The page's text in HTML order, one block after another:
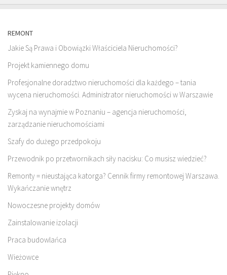
REMONT
Jakie Są Prawa i Obowiązki Właściciela Nieruchomości?
Projekt kamiennego domu
Profesjonalne doradztwo nieruchomości dla każdego – tania
wycena nieruchomości. Administrator nieruchomości w Warszawie
Zyskaj na wynajmie w Poznaniu – agencja nieruchomości,
zarządzanie nieruchomościami
Szafy do dużego przedpokoju
Przewodnik po przetwornikach siły nacisku: Co musisz wiedzieć?
Remonty = nieustająca katorga? Cennik firmy remontowej Warszawa.
Wykańczanie wnętrz
Nowoczesne projekty domów
Zainstalowanie izolacji
Praca budowlańca
Wieżowce